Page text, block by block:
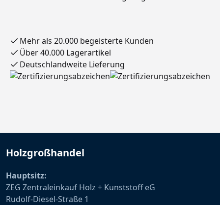
Mehr als 20.000 begeisterte Kunden
Über 40.000 Lagerartikel
Deutschlandweite Lieferung
Holzgroßhandel
Hauptsitz:
ZEG Zentraleinkauf Holz + Kunststoff eG
Rudolf-Diesel-Straße 1